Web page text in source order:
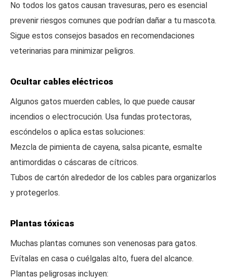
No todos los gatos causan travesuras, pero es esencial
prevenir riesgos comunes que podrían dañar a tu mascota.
Sigue estos consejos basados en recomendaciones
veterinarias para minimizar peligros.
Ocultar cables eléctricos
Algunos gatos muerden cables, lo que puede causar
incendios o electrocución. Usa fundas protectoras,
escóndelos o aplica estas soluciones:
Mezcla de pimienta de cayena, salsa picante, esmalte
antimordidas o cáscaras de cítricos.
Tubos de cartón alrededor de los cables para organizarlos
y protegerlos.
Plantas tóxicas
Muchas plantas comunes son venenosas para gatos.
Evítalas en casa o cuélgalas alto, fuera del alcance.
Plantas peligrosas incluyen: